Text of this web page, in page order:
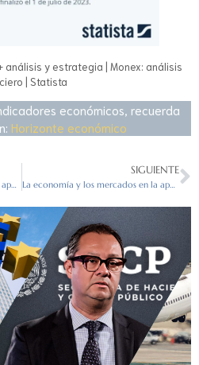
análisis y estrategia | Monex: análisis
| Statista
económicos, recuerda
Horizonte económico
La economía y los mercados en la apertura del 14/08/2023
SIGUIENTE
La economía y los mercados en la apertura del 16/08/2023